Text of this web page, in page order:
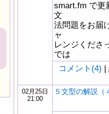
smart.fm で更
文
法問題をお届
ャ
レンジくださ
では
コメント(4) |
02月25日
21:00
５文型の解説（